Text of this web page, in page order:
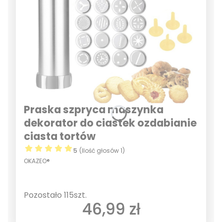
Praska szpryca maszynka
dekorator do ciastek ozdabianie
ciasta tortów
5 (Ilość głosów 1)
OKAZEO®
Pozostało 115szt.
Cena
46,99 zł